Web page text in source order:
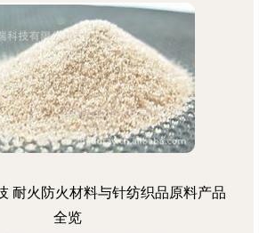
耐火防火材料与针纺织品原料产品
全览